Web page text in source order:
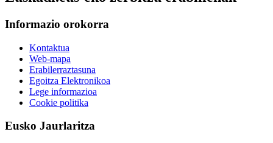
Informazio orokorra
Kontaktua
Web-mapa
Erabilerraztasuna
Egoitza Elektronikoa
Lege informazioa
Cookie politika
Eusko Jaurlaritza